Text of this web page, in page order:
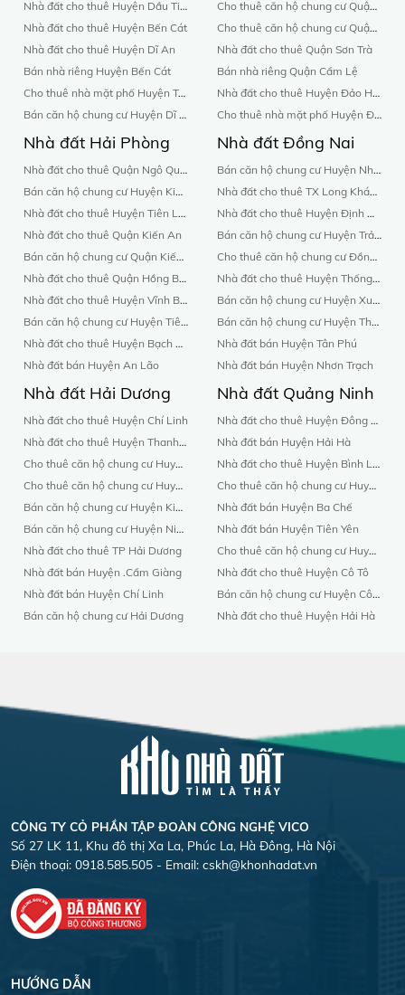
Nhà đất cho thuê Huyện Dầu Tiếng
Nhà đất cho thuê Huyện Bến Cát
Nhà đất cho thuê Huyện Dĩ An
Bán nhà riêng Huyện Bến Cát
Cho thuê nhà mặt phố Huyện Tân Uyên
Bán căn hộ chung cư Huyện Dĩ An
Cho thuê căn hộ chung cư Quận Hải Châu
Cho thuê căn hộ chung cư Quận Cẩm Lệ
Nhà đất cho thuê Quận Sơn Trà
Bán nhà riêng Quận Cẩm Lệ
Nhà đất cho thuê Huyện Đảo Hoàng Sa
Cho thuê nhà mặt phố Huyện Đảo Hoàng Sa
Nhà đất Hải Phòng
Nhà đất cho thuê Quận Ngô Quyền
Bán căn hộ chung cư Huyện Kiến Thụy
Nhà đất cho thuê Huyện Tiên Lãng
Nhà đất cho thuê Quận Kiến An
Bán căn hộ chung cư Quận Kiến An
Nhà đất cho thuê Quận Hồng Bàng
Nhà đất cho thuê Huyện Vĩnh Bảo
Bán căn hộ chung cư Huyện Tiên Lãng
Nhà đất cho thuê Huyện Bạch Long Vĩ
Nhà đất bán Huyện An Lão
Nhà đất Đồng Nai
Bán căn hộ chung cư Huyện Nhơn Trạch
Nhà đất cho thuê TX Long Khánh
Nhà đất cho thuê Huyện Định Quán
Bán căn hộ chung cư Huyện Trảng Bom
Cho thuê căn hộ chung cư Đồng Nai
Nhà đất cho thuê Huyện Thống Nhất
Bán căn hộ chung cư Huyện Xuân Lộc
Bán căn hộ chung cư Huyện Thống Nhất
Nhà đất bán Huyện Tân Phú
Nhà đất bán Huyện Nhơn Trạch
Nhà đất Hải Dương
Nhà đất cho thuê Huyện Chí Linh
Nhà đất cho thuê Huyện Thanh Miện
Cho thuê căn hộ chung cư Huyện .Cẩm Giàng
Cho thuê căn hộ chung cư Huyện Bình Giang
Bán căn hộ chung cư Huyện Kim Thành
Bán căn hộ chung cư Huyện Ninh Giang
Nhà đất cho thuê TP Hải Dương
Nhà đất bán Huyện .Cẩm Giàng
Nhà đất bán Huyện Chí Linh
Bán căn hộ chung cư Hải Dương
Nhà đất Quảng Ninh
Nhà đất cho thuê Huyện Đông Triều
Nhà đất bán Huyện Hải Hà
Nhà đất cho thuê Huyện Bình Liêu
Cho thuê căn hộ chung cư Huyện Cô Tô
Nhà đất bán Huyện Ba Chế
Nhà đất bán Huyện Tiên Yên
Cho thuê căn hộ chung cư Huyện Đông Triều
Nhà đất cho thuê Huyện Cô Tô
Bán căn hộ chung cư Huyện Cô Tô
Nhà đất cho thuê Huyện Hải Hà
CÔNG TY CỎ PHẦN TẬP ĐOÀN CÔNG NGHỆ VICO
Số 27 LK 11, Khu đô thị Xa La, Phúc La, Hà Đông, Hà Nội
Điện thoại: 0918.585.505 - Email: cskh@khonhadat.vn
HƯỚNG DẪN